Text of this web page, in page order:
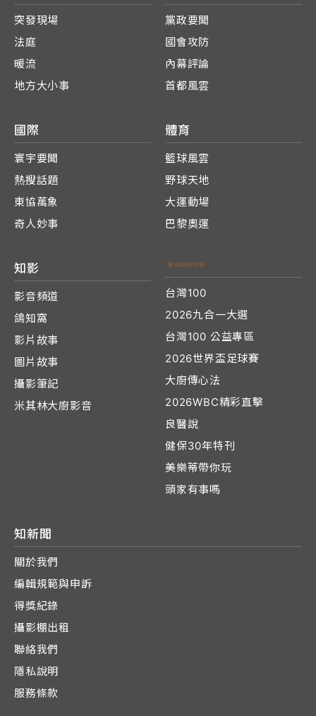
突發現場
法庭
暖流
地方大小事
黨政要聞
國會攻防
內幕評論
首都風雲
國際
寰宇要聞
熱搜話題
東協萬象
奇人妙事
體育
籃球風雲
野球天地
大運動場
巴黎奧運
知影
影音頻道
鴿知窩
影片故事
圖片故事
攝影筆記
米其林大廚影音
台灣100
2026九合一大選
台灣100 公益專區
2026世界盃足球賽
大廚傳心法
2026WBC精彩直擊
良醫說
健保30年特刊
美樂蒂帶你玩
頭家有事嗎
知新聞
關於我們
編輯規範與申訴
得獎紀錄
攝影棚出租
聯絡我們
隱私說明
服務條款